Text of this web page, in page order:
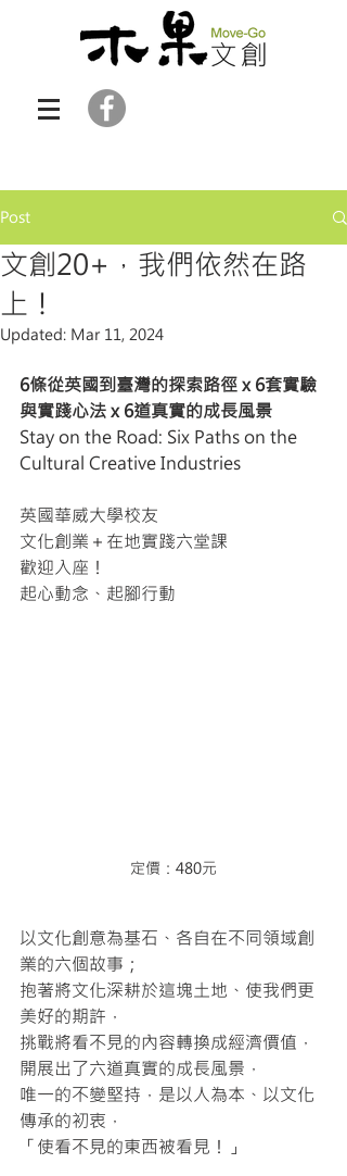
Post
文創20+，我們依然在路
上！
Updated: Mar 11, 2024
6條從英國到臺灣的探索路徑 x 6套實驗
與實踐心法 x 6道真實的成長風景
Stay on the Road: Six Paths on the
Cultural Creative Industries
英國華威大學校友
文化創業＋在地實踐六堂課
歡迎入座！
起心動念、起腳行動
定價：480元
以文化創意為基石、各自在不同領域創
業的六個故事；
抱著將文化深耕於這塊土地、使我們更
美好的期許，
挑戰將看不見的內容轉換成經濟價值，
開展出了六道真實的成長風景，
唯一的不變堅持，是以人為本、以文化
傳承的初衷，
「使看不見的東西被看見！」